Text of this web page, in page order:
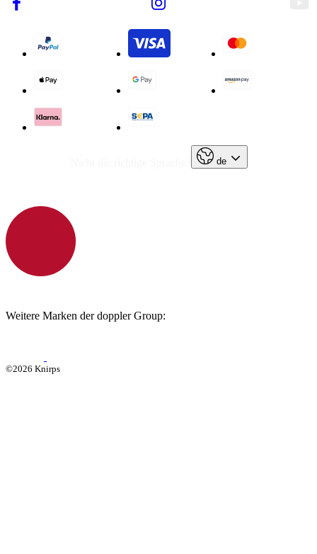
de
Weitere Marken der doppler Group:
©2026 Knirps